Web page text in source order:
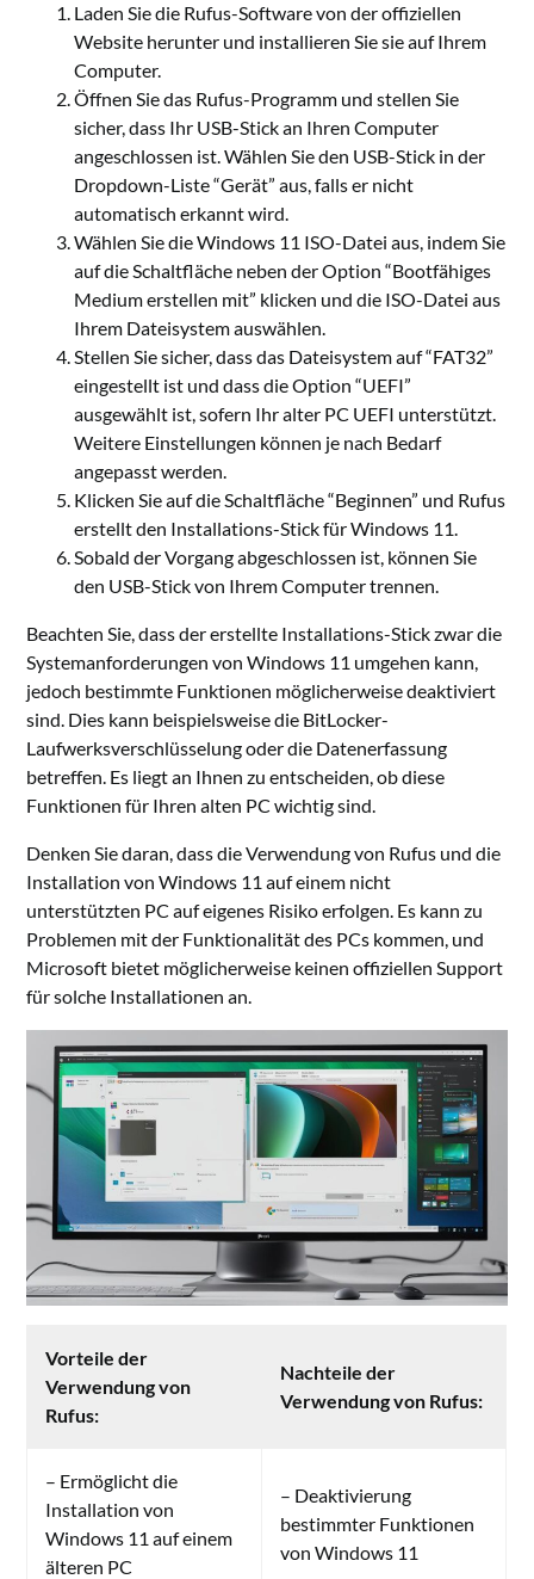
Laden Sie die Rufus-Software von der offiziellen
Website herunter und installieren Sie sie auf Ihrem
Computer.
Öffnen Sie das Rufus-Programm und stellen Sie
sicher, dass Ihr USB-Stick an Ihren Computer
angeschlossen ist. Wählen Sie den USB-Stick in der
Dropdown-Liste “Gerät” aus, falls er nicht
automatisch erkannt wird.
Wählen Sie die Windows 11 ISO-Datei aus, indem Sie
auf die Schaltfläche neben der Option “Bootfähiges
Medium erstellen mit” klicken und die ISO-Datei aus
Ihrem Dateisystem auswählen.
Stellen Sie sicher, dass das Dateisystem auf “FAT32”
eingestellt ist und dass die Option “UEFI”
ausgewählt ist, sofern Ihr alter PC UEFI unterstützt.
Weitere Einstellungen können je nach Bedarf
angepasst werden.
Klicken Sie auf die Schaltfläche “Beginnen” und Rufus
erstellt den Installations-Stick für Windows 11.
Sobald der Vorgang abgeschlossen ist, können Sie
den USB-Stick von Ihrem Computer trennen.
Beachten Sie, dass der erstellte Installations-Stick zwar die
Systemanforderungen von Windows 11 umgehen kann,
jedoch bestimmte Funktionen möglicherweise deaktiviert
sind. Dies kann beispielsweise die BitLocker-
Laufwerksverschlüsselung oder die Datenerfassung
betreffen. Es liegt an Ihnen zu entscheiden, ob diese
Funktionen für Ihren alten PC wichtig sind.
Denken Sie daran, dass die Verwendung von Rufus und die
Installation von Windows 11 auf einem nicht
unterstützten PC auf eigenes Risiko erfolgen. Es kann zu
Problemen mit der Funktionalität des PCs kommen, und
Microsoft bietet möglicherweise keinen offiziellen Support
für solche Installationen an.
Vorteile der
Verwendung von
Rufus:
Nachteile der
Verwendung von Rufus:
– Ermöglicht die
Installation von
Windows 11 auf einem
älteren PC
– Deaktivierung
bestimmter Funktionen
von Windows 11